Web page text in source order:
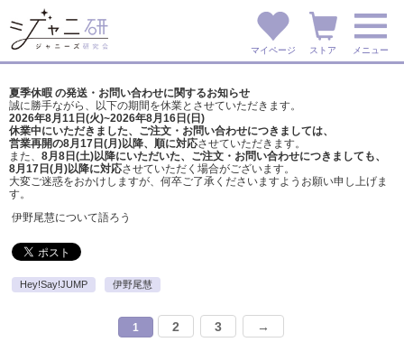
マイページ ストア メニュー
夏季休暇 の発送・お問い合わせに関するお知らせ
誠に勝手ながら、以下の期間を休業とさせていただきます。
2026年8月11日(火)~2026年8月16日(日)
休業中にいただきました、ご注文・お問い合わせにつきましては、
営業再開の8月17日(月)以降、順に対応させていただきます。
また、 8月8日(土)以降にいただいた、ご注文・ お問い合わせにつきましても、
8月17日(月)以降に対応させていただく場合がございます。
大変ご迷惑をおかけしますが、 何卒ご了承くださいますようお願い申し上げま
す。
伊野尾慧について語ろう
Hey!Say!JUMP 伊野尾慧
1 2 3 →